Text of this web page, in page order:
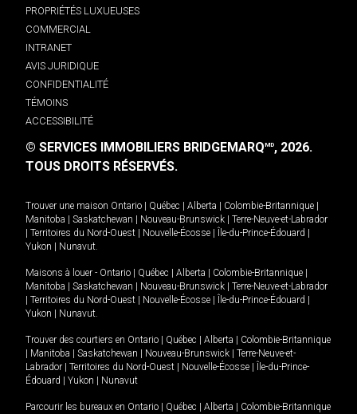
PROPRIÉTÉS LUXUEUSES
COMMERCIAL
INTRANET
AVIS JURIDIQUE
CONFIDENTIALITÉ
TÉMOINS
ACCESSIBILITÉ
© SERVICES IMMOBILIERS BRIDGEMARQMD, 2026.
TOUS DROITS RÉSERVÉS.
Trouver une maison Ontario Québec Alberta Colombie-Britannique
Manitoba
Saskatchewan Nouveau-Brunswick
Terre-Neuve-et-Labrador
Territoires du Nord-Ouest Nouvelle-Écosse Île-du-Prince-Édouard
Yukon
Nunavut.
Maisons à louer - Ontario Québec Alberta Colombie-Britannique
Manitoba
Saskatchewan Nouveau-Brunswick
Terre-Neuve-et-Labrador
Territoires du Nord-Ouest Nouvelle-Écosse Île-du-Prince-Édouard
Yukon
Nunavut.
Trouver des courtiers en Ontario Québec Alberta
Colombie-Britannique
Manitoba Saskatchewan Nouveau-Brunswick
Terre-Neuve-et-
Labrador
Territoires du Nord-Ouest Nouvelle-Écosse
Île-du-Prince-
Édouard
Yukon Nunavut
Parcourir les bureaux en Ontario Québec Alberta
Colombie-Britannique